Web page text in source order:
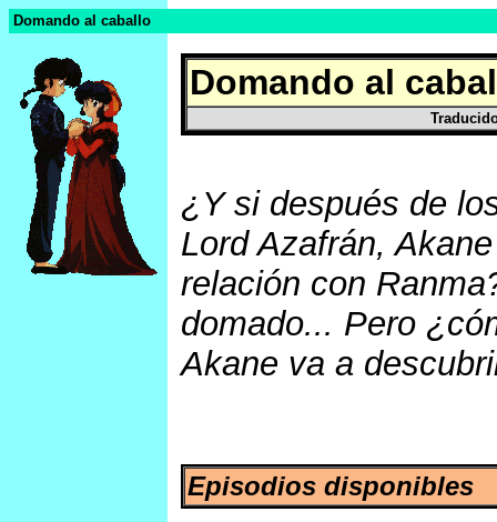
Domando al caballo
Domando al
¿Y si después de
Lord Azafrán,
relación con
domado... Pero
Akane va a
Episodios disponibles